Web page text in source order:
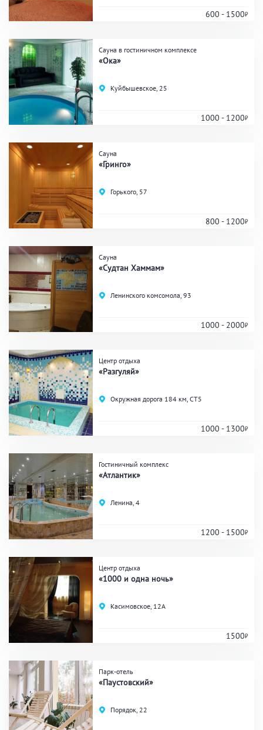
600 - 1500
Сауна в гостиничном комплексе
«Ока»
Куйбышевское, 25
1000 - 1200
Сауна
«Гринго»
Горького, 57
800 - 1200
Сауна
«Судтан Хаммам»
Ленинского комсомола, 93
1000 - 2000
Центр отдыха
«Разгуляй»
Окружная дорога 184 км, СТ5
1000 - 1300
Гостиничный комплекс
«Атлантик»
Ленина, 4
1200 - 1500
Центр отдыха
«1000 и одна ночь»
Касимовское, 12А
1500
Парк-отель
«Паустовский»
Порядок, 22